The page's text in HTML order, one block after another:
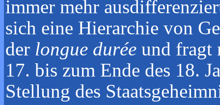
immer mehr
sich eine Hierarchie von
der longue durée und fragt
17. bis zum Ende des 18.
Stellung des